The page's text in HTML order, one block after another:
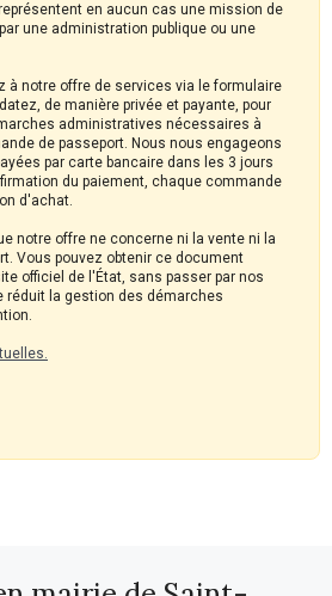
en aucun cas une mission de
une administration publique ou une
à notre offre de services via le formulaire
de manière privée et payante, pour
administratives nécessaires à
de passeport. Nous nous engageons
par carte bancaire dans les 3 jours
du paiement, chaque commande
d'achat.
notre offre ne concerne ni la vente ni la
Vous pouvez obtenir ce document
officiel de l'État, sans passer par nos
réduit la gestion des démarches